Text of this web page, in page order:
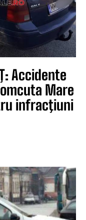
Accidente
Mare
infracţiuni